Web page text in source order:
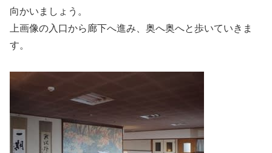
向かいましょう。
上画像の入口から廊下へ進み、奥へ奥へと歩いていきま
す。